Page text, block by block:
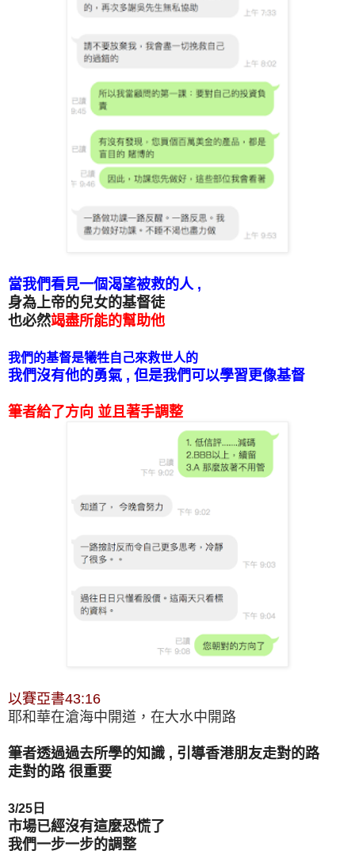
當我們看見一個渴望被救的人 ,
身為上帝的兒女的基督徒
也必然竭盡所能的幫助他
我們的基督是犧牲自己來救世人的
我們沒有他的勇氣 , 但是我們可以學習更像基督
筆者給了方向 並且著手調整
以賽亞書43:16
耶和華在滄海中開道，在大水中開路
筆者透過過去所學的知識 , 引導香港朋友走對的路
走對的路 很重要
3/25日
市場已經沒有這麼恐慌了
我們一步一步的調整